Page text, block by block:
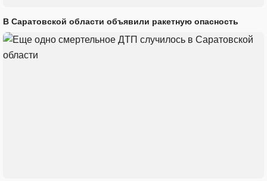
В Саратовской области объявили ракетную опасность